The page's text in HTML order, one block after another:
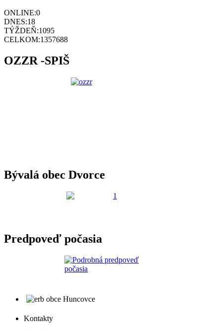
ONLINE:0
DNES:18
TÝŽDEŇ:1095
CELKOM:1357688
OZZR -SPIŠ
Bývalá obec Dvorce
Predpoveď počasia
Kontakty